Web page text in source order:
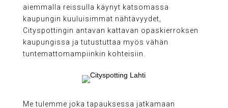
aiemmalla reissulla käynyt katsomassa
kaupungin kuuluisimmat nähtävyydet,
Cityspottingin antavan kattavan opaskierroksen
kaupungissa ja tutustuttaa myös vähän
tuntemattomampiinkin kohteisiin.
Me tulemme joka tapauksessa jatkamaan